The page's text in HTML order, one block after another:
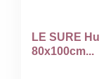
LE SURE
80x100cm...